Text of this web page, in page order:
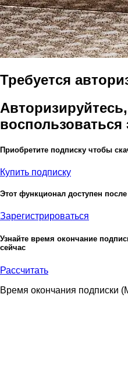
Требуется
Приобретите подписку чтобы
Купить подписку
Этот функционал доступен после
Зарегистрироваться
Узнайте время окончание
сейчас
Рассчитать
Время окончания подписки